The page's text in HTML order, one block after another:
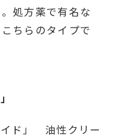
処方薬で有名な
ちらのタイプで
ド」 油性クリー